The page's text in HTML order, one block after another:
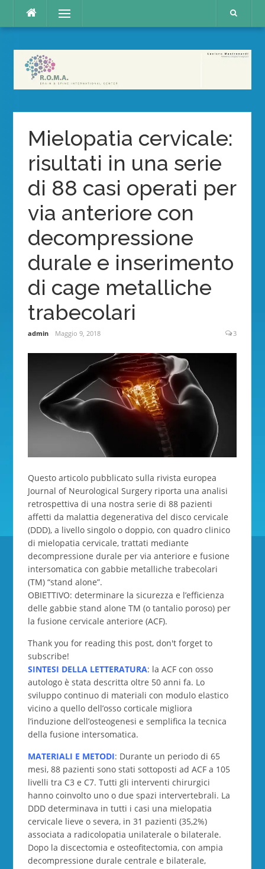
content
Menu
Mielopatia cervicale:
risultati in una serie
di 88 casi operati per
via anteriore con
decompressione
durale e inserimento
di cage metalliche
trabecolari
admin Maggio 9, 2018 3
Questo articolo pubblicato sulla rivista europea
Journal of Neurological Surgery riporta una analisi
retrospettiva di una nostra serie di 88 pazienti
affetti da malattia degenerativa del disco cervicale
(DDD), a livello singolo o doppio, con quadro clinico
di mielopatia cervicale, trattati mediante
decompressione durale per via anteriore e fusione
intersomatica con gabbie metalliche trabecolari
(TM) “stand alone”.
OBIETTIVO: determinare la sicurezza e l’efficienza
delle gabbie stand alone TM (o tantalio poroso) per
la fusione cervicale anteriore (ACF).
Thank you for reading this post, don't forget to
subscribe!
SINTESI DELLA LETTERATURA: la ACF con osso
autologo è stata descritta oltre 50 anni fa. Lo
sviluppo continuo di materiali con modulo elastico
vicino a quello dell’osso corticale migliora
l’induzione dell’osteogenesi e semplifica la tecnica
della fusione intersomatica.
MATERIALI E METODI: Durante un periodo di 65
mesi, 88 pazienti sono stati sottoposti ad ACF a 105
livelli tra C3 e C7. Tutti gli interventi chirurgici
hanno coinvolto uno o due spazi intervertebrali. La
DDD determinava in tutti i casi una mielopatia
cervicale lieve o severa, in 31 pazienti (35,2%)
associata a radicolopatia unilaterale o bilaterale.
Dopo la discectomia e osteofitectomia, con ampia
decompressione durale centrale e bilaterale,